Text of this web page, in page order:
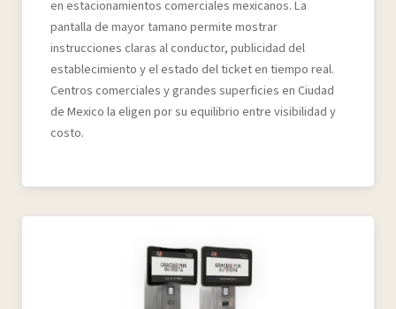
en estacionamientos comerciales mexicanos. La
pantalla de mayor tamano permite mostrar
instrucciones claras al conductor, publicidad del
establecimiento y el estado del ticket en tiempo real.
Centros comerciales y grandes superficies en Ciudad
de Mexico la eligen por su equilibrio entre visibilidad y
costo.